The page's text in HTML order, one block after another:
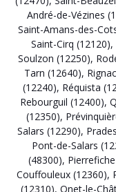
André-de-Vézines
Saint-Amans-des-
Saint-Cirq (12120),
Soulzon (12250),
Tarn (12640),
(12240), Réquista
Rebourguil (12400),
(12350),
Salars (12290),
Pont-de-Salars
(48300),
Couffouleux (12360),
(12310), Onet-le-